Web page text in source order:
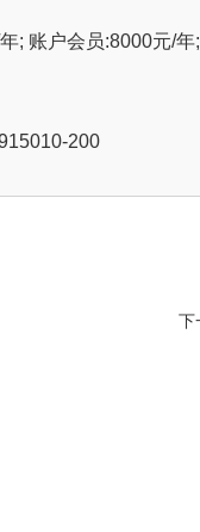
; 账户会员:8000元/
200
下